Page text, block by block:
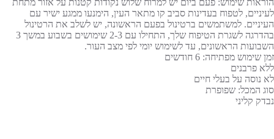
לעיניים, לטפוח בעדינות סביב קו מתאר העין, הימנעו ממגע ישיר עם
העיניים. למשתמשים ברטינול בפעם הראשונה, יש לשלב את הרטינול
בהדרגה לשגרת הטיפוח שלך, התחילו עם 2-3 שימושים בשבוע במשך 3
השבועות הראשונים, עד לשימוש יומי לפי מצב העור.
זמן שימוש מפתיחה: 6 חודשים
ללא פרבנים
לא נוסה על בעלי חיים
סוג המכל: שפופרת
נבדק קליני